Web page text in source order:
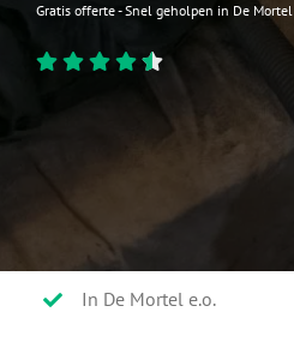
Gratis offerte - Snel geholpen in De Mortel
In De Mortel e.o.